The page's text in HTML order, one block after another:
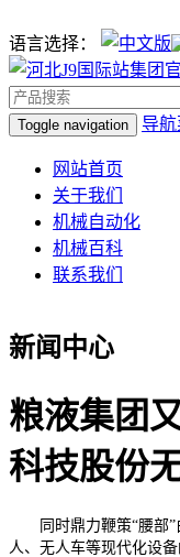
语言选择：
Toggle navigation 导
网站首页
关于我们
机械自动化
机械百科
联系我们
新闻中心
粮液集团
科技股份
同时鼎力鞭策“腰部”
人、无人车等现代化设